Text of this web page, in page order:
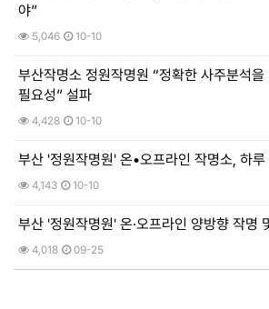
야”
5,046 10-10
부산작명소 정원작명원 “정확한 사주분석을
필요성” 설파
4,428 10-10
부산 '정원작명원' 온•오프라인 작명소, 하
4,143 10-10
부산 '정원작명원' 온∙오프라인 양방향 작명
4,018 09-25